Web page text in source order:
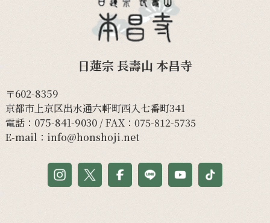
日蓮宗 長壽山 本昌寺
〒602-8359
京都市上京区出水通六軒町西入七番町341
電話： 075-841-9030/ FAX：075-812-5735
E-mail： info@honshoji.net